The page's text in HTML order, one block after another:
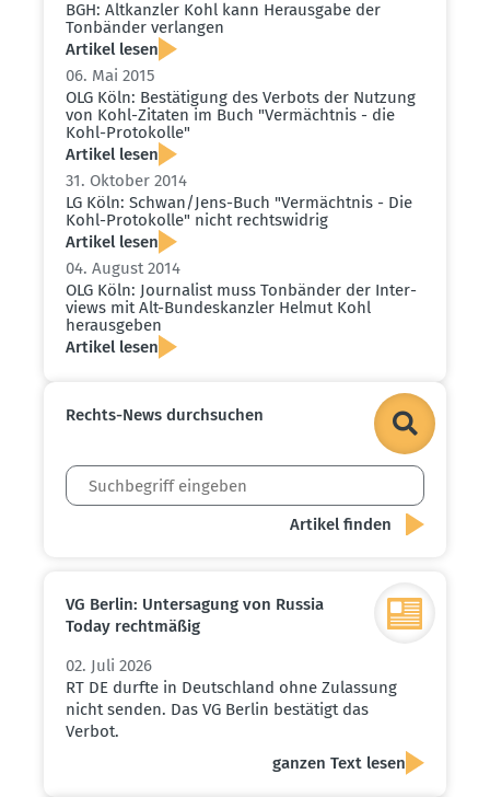
BGH: Altkanzler Kohl kann Herausgabe der
Tonbänder verlangen
Artikel lesen
06. Mai 2015
OLG Köln: Bestä­tigung des Verbots der Nutzung
von Kohl-Zitaten im Buch "Vermächtnis - die
Kohl-Proto­kolle"
Artikel lesen
31. Oktober 2014
LG Köln: Schwan/Jens-Buch "Vermächtnis - Die
Kohl-Proto­kolle" nicht rechts­widrig
Artikel lesen
04. August 2014
OLG Köln: Journalist muss Tonbänder der Inter­
views mit Alt-Bundes­kanzler Helmut Kohl
heraus­geben
Artikel lesen
Rechts-News durch­suchen
VG Berlin: Unter­sagung von Russia
Today recht­mäßig
02. Juli 2026
RT DE durfte in Deutschland ohne Zulassung
nicht senden. Das VG Berlin bestätigt das
Verbot.
ganzen Text lesen